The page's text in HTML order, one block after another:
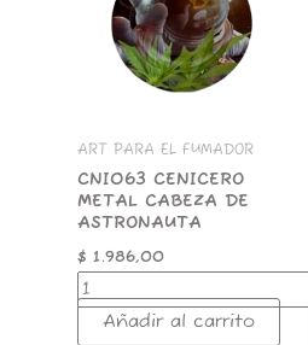
ART PARA EL FUMADOR
CNI063 CENICERO
METAL CABEZA DE
ASTRONAUTA
$ 1.986,00
ASTRONAUTA
cantidad
Añadir al carrito